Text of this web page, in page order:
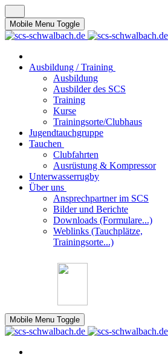
Mobile Menu Toggle
Ausbildung / Training
Ausbildung
Ausbilder des SCS
Training
Kurse
Trainingsorte/Clubhaus
Jugendtauchgruppe
Tauchen
Clubfahrten
Ausrüstung & Kompressor
Unterwasserrugby
Über uns
Ansprechpartner im SCS
Bilder und Berichte
Downloads (Formulare...)
Weblinks (Tauchplätze,
Trainingsorte...)
Mobile Menu Toggle